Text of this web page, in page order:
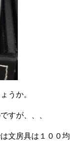
うか。
すが、、、
文房具は１００均